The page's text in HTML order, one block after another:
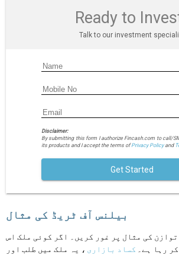
Ready to
Talk to our investment
Disclaimer:
By submitting this form I authorize Fincash.com to call/
its products and I accept the terms ofPrivacy Policyand
Get Started
بیلنس آف ٹریڈ کی مثال
کی مثال پر غور کریں۔ اگر کوئی ملک اس
رہا ہے۔ کساد بازاری ، یہ ملک میں طلب اور